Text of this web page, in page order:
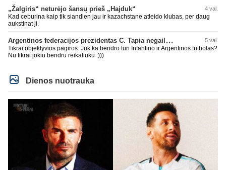
„Žalgiris“ neturėjo šansų prieš „Hajduk“ 4 val.
Kad ceburina kaip tik siandien jau ir kazachstane atleido klubas, per daug
aukstinat ji.
Argentinos federacijos prezidentas C. Tapia negailėjo pagyrų G. Infantino 5 val.
Tikrai objektyvios pagiros. Juk ka bendro turi Infantino ir Argentinos futbolas?
Nu tikrai jokiu bendru reikaliuku :)))
Dienos nuotrauka